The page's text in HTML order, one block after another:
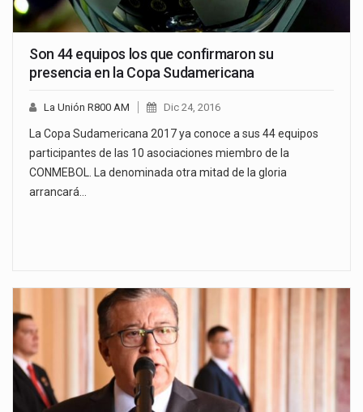
Son 44 equipos los que confirmaron su
presencia en la Copa Sudamericana
La Unión R800 AM Dic 24, 2016
La Copa Sudamericana 2017 ya conoce a sus 44 equipos
participantes de las 10 asociaciones miembro de la
CONMEBOL. La denominada otra mitad de la gloria
arrancará…